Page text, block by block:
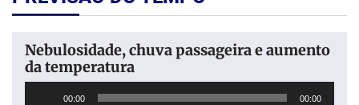
Nebulosidade, chuva passageira e aumento
da temperatura
00:00 00:00